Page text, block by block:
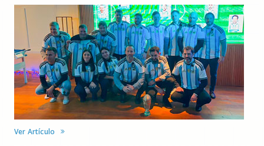
Ver Artículo